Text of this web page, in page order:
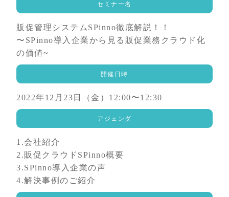
セミナー名
販促管理システムSPinno徹底解説！！
〜SPinno導入企業から見る販促業務クラウド化
の価値~
開催日時
2022年12月23日（金）12:00〜12:30
アジェンダ
1.会社紹介
2.販促クラウドSPinno概要
3.SPinno導入企業の声
4.解決事例のご紹介